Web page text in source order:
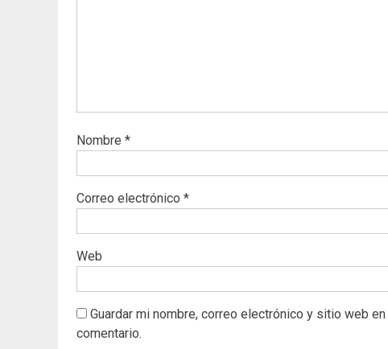
Nombre *
Correo electrónico *
Web
Guardar mi nombre, correo electrónico y sitio web
comentario.